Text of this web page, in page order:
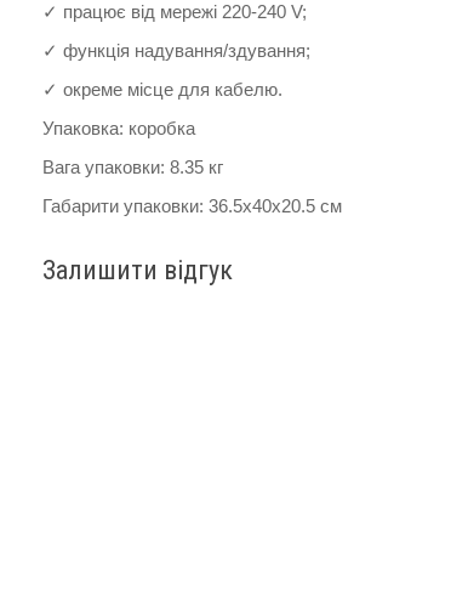
✓ працює від мережі 220-240 V;
✓ функція надування/здування;
✓ окреме місце для кабелю.
Упаковка: коробка
Вага упаковки: 8.35 кг
Габарити упаковки: 36.5x40x20.5 см
Залишити відгук